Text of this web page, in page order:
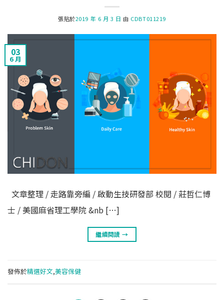
張貼於2019 年 6 月 3 日 由 CDBT011219
03
6 月
文章整理 / 走路靠旁編 / 啟動生技研發部 校閱 / 莊哲仁博
士 / 美國麻省理工學院 &nb […]
繼續閱讀→
發佈於精選好文,美容保健